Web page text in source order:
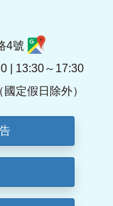
4號
| 13:30～17:30
定假日除外）